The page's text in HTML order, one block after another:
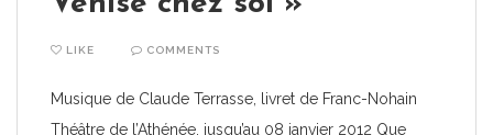
LIKE COMMENTS
Musique de Claude Terrasse, livret de Franc-Nohain
Théâtre de l’Athénée, jusqu’au 08 janvier 2012 Que